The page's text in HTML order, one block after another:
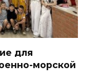
для
морской